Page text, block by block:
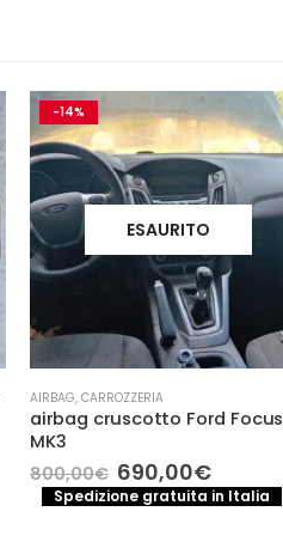
-14%
ESAURITO
AIRBAG, CARROZZERIA
airbag cruscotto Ford Focus
MK3
800,00€ Il
prezzo
originale
690,00€Il
prezzo
attuale
Spedizione gratuita in Italia